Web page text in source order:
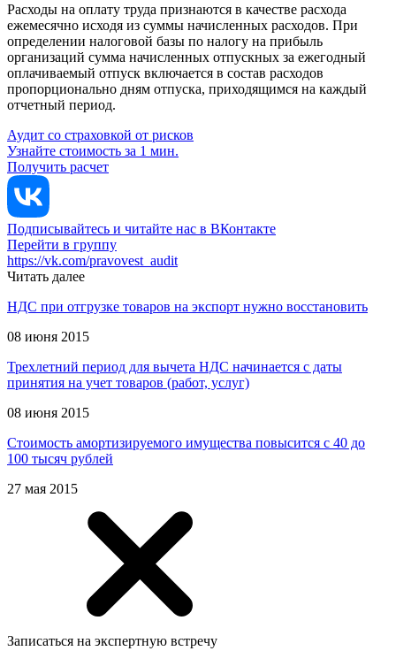
Расходы на оплату труда признаются в качестве расхода
ежемесячно исходя из суммы начисленных расходов. При
определении налоговой базы по налогу на прибыль
организаций сумма начисленных отпускных за ежегодный
оплачиваемый отпуск включается в состав расходов
пропорционально дням отпуска, приходящимся на каждый
отчетный период.
Аудит со страховкой от рисков
Узнайте стоимость за 1 мин.
Получить расчет
Подписывайтесь и читайте нас в ВКонтакте
Перейти в группу
https://vk.com/pravovest_audit
Читать далее
НДС при отгрузке товаров на экспорт нужно восстановить
08 июня 2015
Трехлетний период для вычета НДС начинается с даты
принятия на учет товаров (работ, услуг)
08 июня 2015
Стоимость амортизируемого имущества повысится с 40 до
100 тысяч рублей
27 мая 2015
Записаться на экспертную встречу